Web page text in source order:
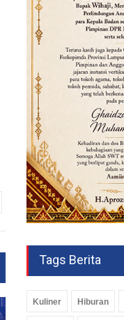
Tags Berita
Kuliner Hiburan